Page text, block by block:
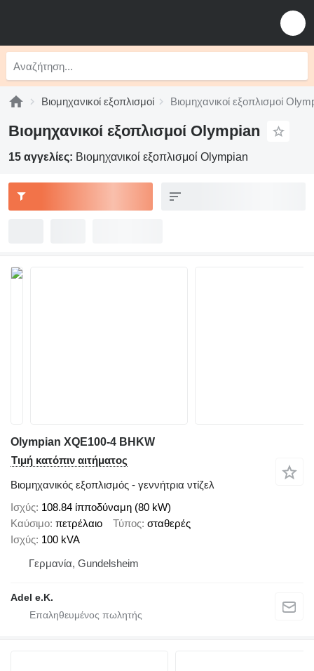
Βιομηχανικοί εξοπλισμοί Βιομηχανικοί εξοπλισμοί
Βιομηχανικοί εξοπλισμοί Olympian
15 αγγελίες: Βιομηχανικοί εξοπλισμοί Olympian
Olympian XQE100-4 BHKW
Τιμή κατόπιν αιτήματος
Βιομηχανικός εξοπλισμός - γεννήτρια ντίζελ
Ισχύς 108.84 ίπποδύναμη (80 kW)
Καύσιμο πετρέλαιο Τύπος σταθερές
Ισχύς 100 kVA
Γερμανία, Gundelsheim
Adel e.K.